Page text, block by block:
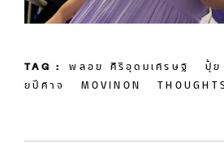
TAG : พลอย ศิริอุดมเศรษฐ ปุ้ย
ยปีศาจ MOVINON